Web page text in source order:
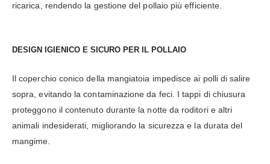
ricarica, rendendo la gestione del pollaio più efficiente.
DESIGN IGIENICO E SICURO PER IL POLLAIO
Il coperchio conico della mangiatoia impedisce ai polli di salire
sopra, evitando la contaminazione da feci. I tappi di chiusura
proteggono il contenuto durante la notte da roditori e altri
animali indesiderati, migliorando la sicurezza e la durata del
mangime.